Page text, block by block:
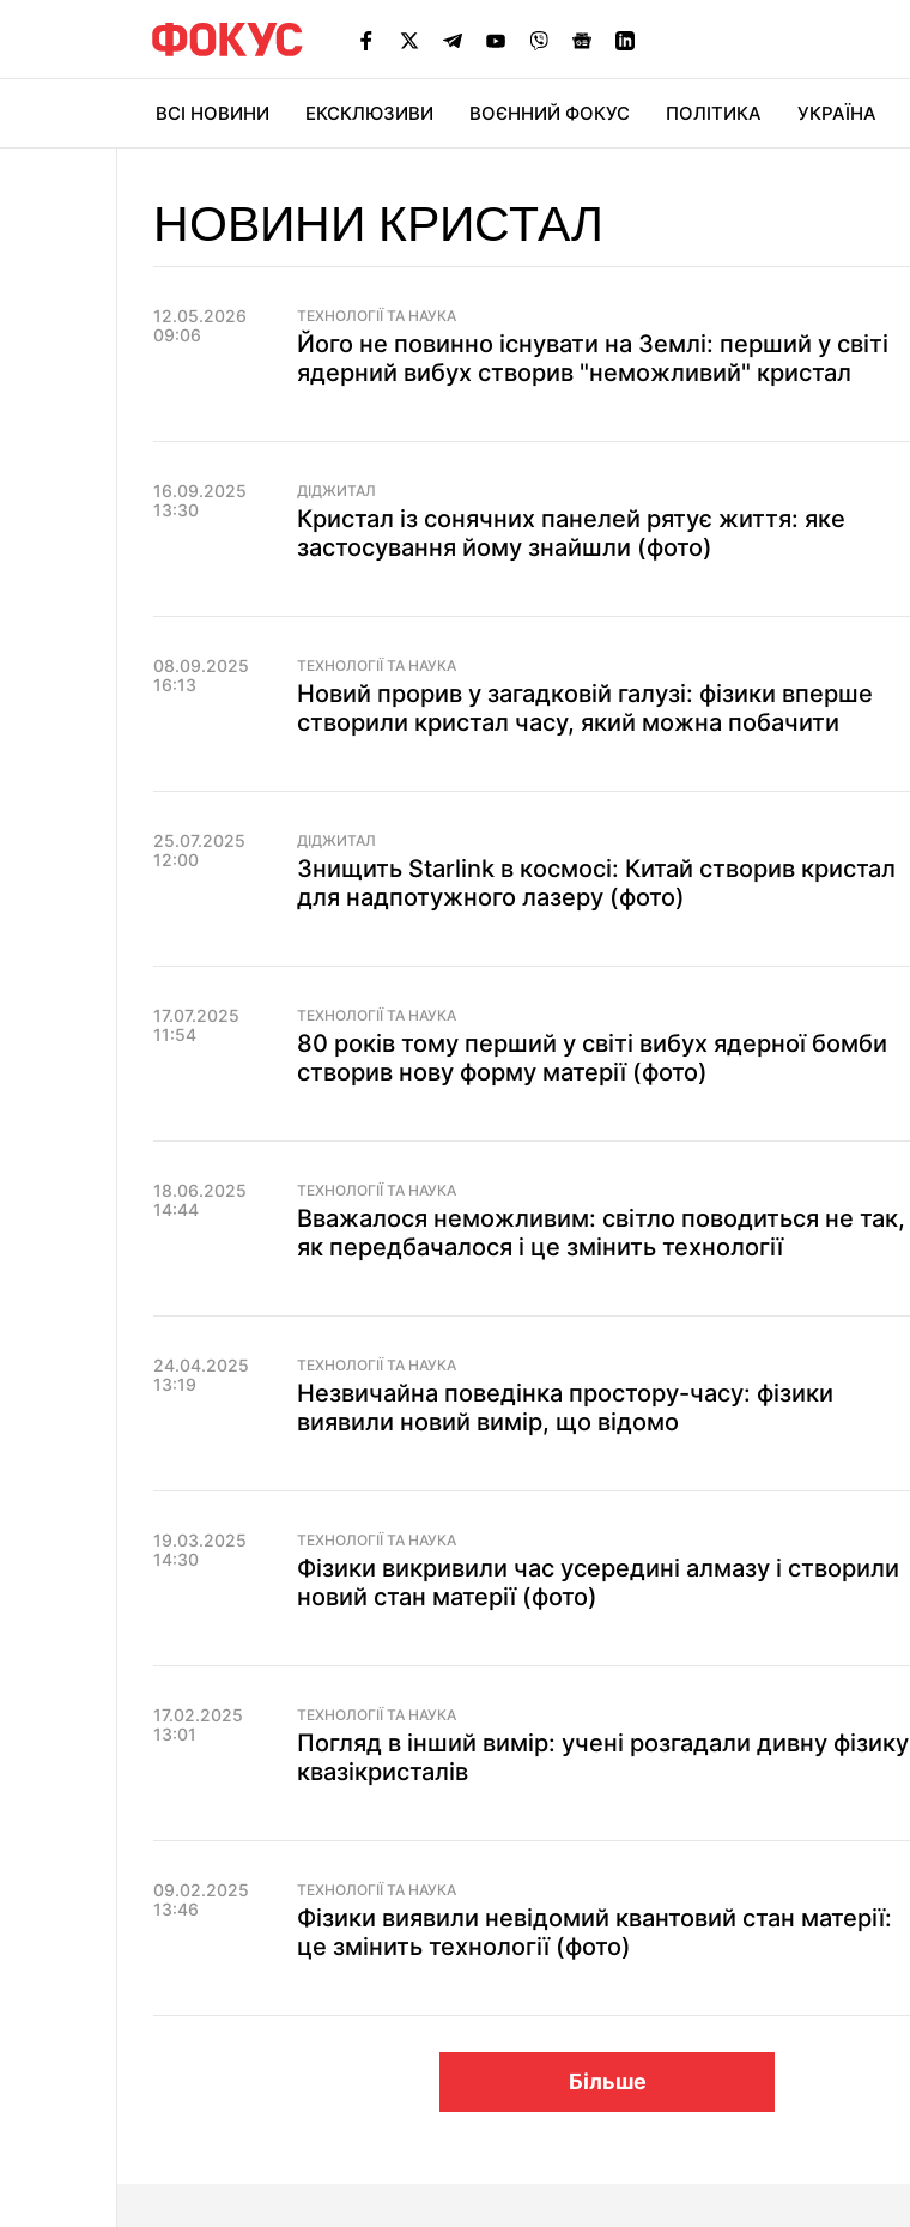
ВСІ НОВИНИ ЕКСКЛЮЗИВИ ВОЄННИЙ ФОКУС ПОЛІТИКА УКРАЇНА
НОВИНИ КРИСТАЛ
12.05.2026
09:06
ТЕХНОЛОГІЇ ТА НАУКА
Його не повинно існувати на Землі: перший у світі
ядерний вибух створив "неможливий" кристал
16.09.2025
13:30
ДІДЖИТАЛ
Кристал із сонячних панелей рятує життя: яке
застосування йому знайшли (фото)
08.09.2025
16:13
ТЕХНОЛОГІЇ ТА НАУКА
Новий прорив у загадковій галузі: фізики вперше
створили кристал часу, який можна побачити
25.07.2025
12:00
ДІДЖИТАЛ
Знищить Starlink в космосі: Китай створив кристал
для надпотужного лазеру (фото)
17.07.2025
11:54
ТЕХНОЛОГІЇ ТА НАУКА
80 років тому перший у світі вибух ядерної бомби
створив нову форму матерії (фото)
18.06.2025
14:44
ТЕХНОЛОГІЇ ТА НАУКА
Вважалося неможливим: світло поводиться не так,
як передбачалося і це змінить технології
24.04.2025
13:19
ТЕХНОЛОГІЇ ТА НАУКА
Незвичайна поведінка простору-часу: фізики
виявили новий вимір, що відомо
19.03.2025
14:30
ТЕХНОЛОГІЇ ТА НАУКА
Фізики викривили час усередині алмазу і створили
новий стан матерії (фото)
17.02.2025
13:01
ТЕХНОЛОГІЇ ТА НАУКА
Погляд в інший вимір: учені розгадали дивну фізику
квазікристалів
09.02.2025
13:46
ТЕХНОЛОГІЇ ТА НАУКА
Фізики виявили невідомий квантовий стан матерії:
це змінить технології (фото)
Більше